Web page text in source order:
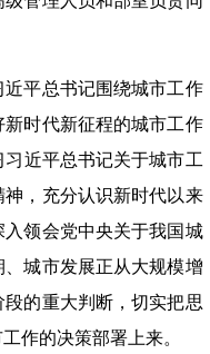
平总书记围绕城市工作
时代新征程的城市工作
习近平总书记关于城市工
，充分认识新时代以来
领会党中央关于我国城
城市发展正从大规模增
的重大判断，切实把思
作的决策部署上来。